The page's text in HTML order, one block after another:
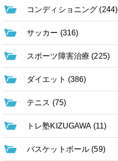
コンディショニング (244)
サッカー (316)
スポーツ障害治療 (225)
ダイエット (386)
テニス (75)
トレ塾KIZUGAWA (11)
バスケットボール (59)